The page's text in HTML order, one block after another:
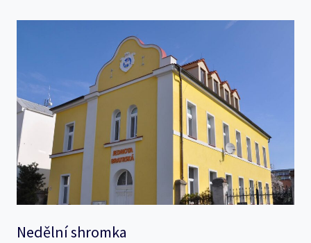
Nedělní shromka